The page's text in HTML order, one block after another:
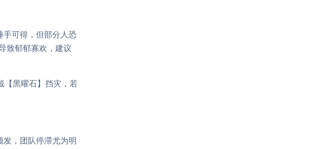
手可得，但部分人恐
致郁郁寡欢，建议
【黑曜石】挡灾，若
发，团队停滞尤为明